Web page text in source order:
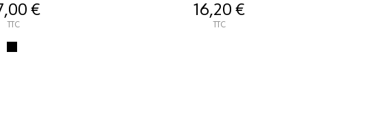
€
TTC
16,20 €
TTC